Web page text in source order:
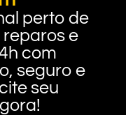
perto de
e
com
seguro e
seu